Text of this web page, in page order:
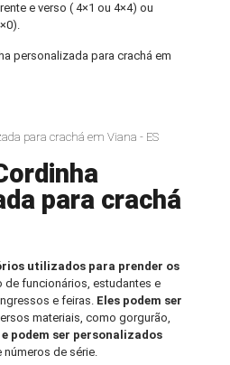
e verso ( 4×1 ou 4×4) ou
personalizada para crachá em
para crachá em Viana - ES
para crachá
utilizados para prender os
de funcionários, estudantes e
e feiras. Eles podem ser
materiais, como gorgurão,
e podem ser personalizados
números de série.